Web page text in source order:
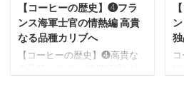
ーヒー先物相場に大きな影響
を与えるブラジル。 それでは
コーヒー大国ブラジルのコー
ヒー豆の特徴を見ていきまし
ょう。 ブラジルのコーヒーの
特徴 ブラジルのコーヒーは一
限
る
【コーヒーの歴史】❹フラ
ンス海軍士官の情熱編 高貴
なる品種カリブへ
【コーヒーの歴史】❹高貴な